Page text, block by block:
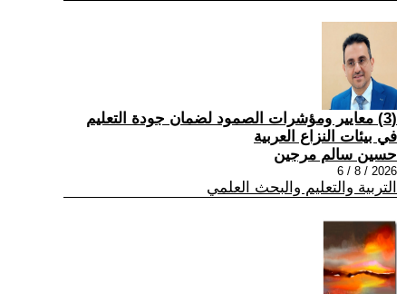
(3) معايير ومؤشرات الصمود لضمان جودة التعليم
في بيئات النزاع العربية
حسين سالم مرجين
2026 / 8 / 6
التربية والتعليم والبحث العلمي